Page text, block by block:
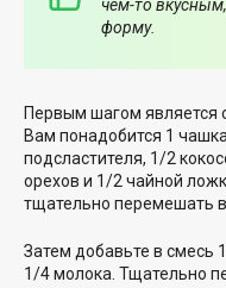
чем-то
форму.
Первым шагом является
Вам понадобится 1
подсластителя, 1/2
орехов и 1/2 чайной
тщательно перемешать
Затем добавьте в смесь
1/4 молока. Тщательно